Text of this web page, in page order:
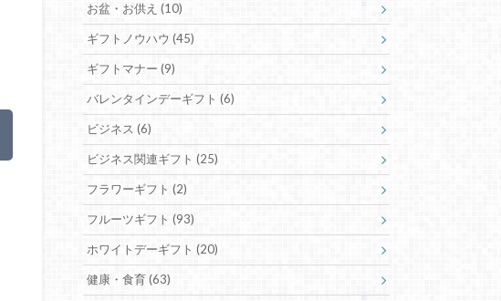
お盆・お供え (10)
ギフトノウハウ (45)
ギフトマナー (9)
バレンタインデーギフト (6)
ビジネス (6)
ビジネス関連ギフト (25)
フラワーギフト (2)
フルーツギフト (93)
ホワイトデーギフト (20)
健康・食育 (63)